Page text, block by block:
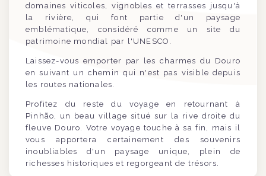
domaines viticoles, vignobles et terrasses jusqu'à
la rivière, qui font partie d'un paysage
emblématique, considéré comme un site du
patrimoine mondial par l'UNESCO.
Laissez-vous emporter par les charmes du Douro
en suivant un chemin qui n'est pas visible depuis
les routes nationales.
Profitez du reste du voyage en retournant à
Pinhão, un beau village situé sur la rive droite du
fleuve Douro. Votre voyage touche à sa fin, mais il
vous apportera certainement des souvenirs
inoubliables d'un paysage unique, plein de
richesses historiques et regorgeant de trésors.